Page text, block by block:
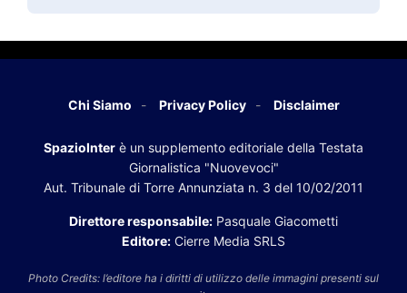
Chi Siamo Privacy Policy Disclaimer
SpazioInter è un supplemento editoriale della Testata
Giornalistica "Nuovevoci"
Aut. Tribunale di Torre Annunziata n. 3 del 10/02/2011
Direttore responsabile: Pasquale Giacometti
Editore: Cierre Media SRLS
Photo Credits: l’editore ha i diritti di utilizzo delle immagini presenti sul